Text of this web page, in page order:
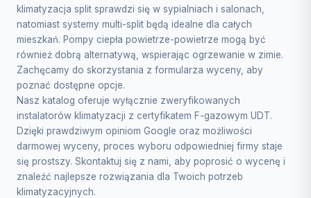
klimatyzacja split sprawdzi się w sypialniach i salonach,
natomiast systemy multi-split będą idealne dla całych
mieszkań. Pompy ciepła powietrze-powietrze mogą być
również dobrą alternatywą, wspierając ogrzewanie w zimie.
Zachęcamy do skorzystania z formularza wyceny, aby
poznać dostępne opcje.
Nasz katalog oferuje wyłącznie zweryfikowanych
instalatorów klimatyzacji z certyfikatem F-gazowym UDT.
Dzięki prawdziwym opiniom Google oraz możliwości
darmowej wyceny, proces wyboru odpowiedniej firmy staje
się prostszy. Skontaktuj się z nami, aby poprosić o wycenę i
znaleźć najlepsze rozwiązania dla Twoich potrzeb
klimatyzacyjnych.